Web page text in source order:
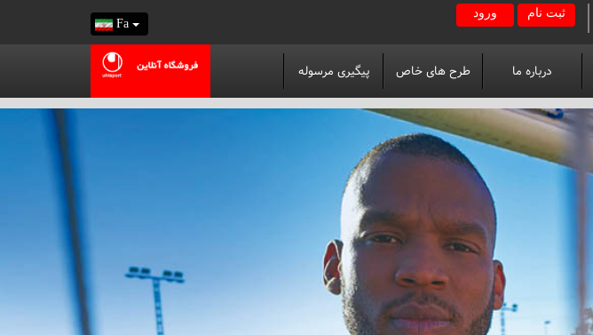
Fa
ثبت نام ورود
درباره ما طرح های خاص پیگیری مرسوله